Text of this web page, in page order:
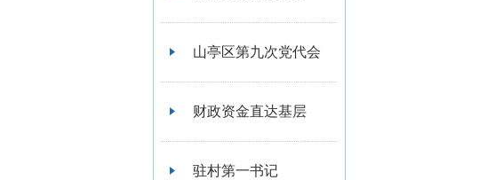
山亭区第九次党代会
财政资金直达基层
驻村第一书记